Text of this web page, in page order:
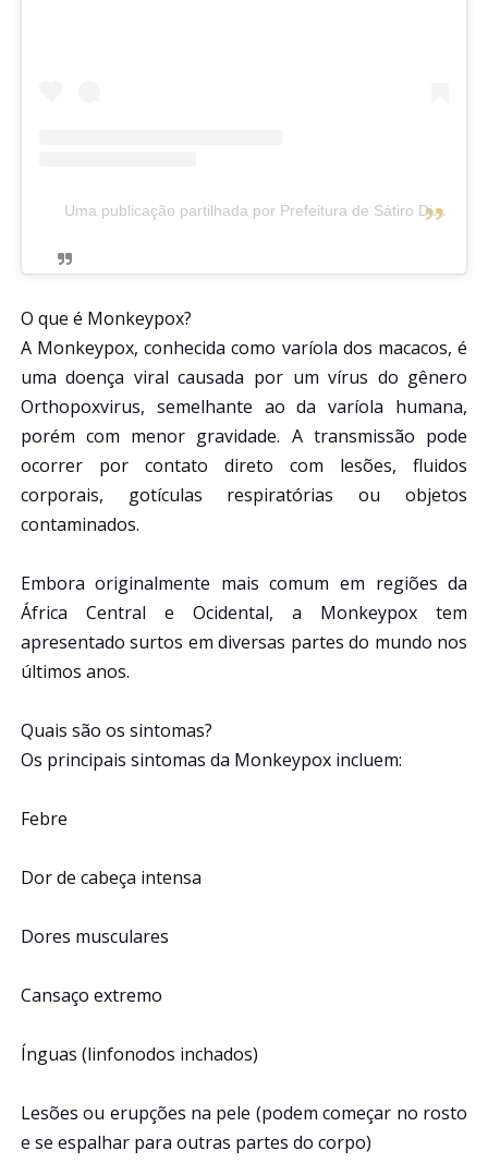
Uma publicação partilhada por Prefeitura de Sátiro Dias (@prefeituradesatirodiasba)
O que é Monkeypox?
A Monkeypox, conhecida como varíola dos macacos, é
uma doença viral causada por um vírus do gênero
Orthopoxvirus, semelhante ao da varíola humana,
porém com menor gravidade. A transmissão pode
ocorrer por contato direto com lesões, fluidos
corporais, gotículas respiratórias ou objetos
contaminados.
Embora originalmente mais comum em regiões da
África Central e Ocidental, a Monkeypox tem
apresentado surtos em diversas partes do mundo nos
últimos anos.
Quais são os sintomas?
Os principais sintomas da Monkeypox incluem:
Febre
Dor de cabeça intensa
Dores musculares
Cansaço extremo
Ínguas (linfonodos inchados)
Lesões ou erupções na pele (podem começar no rosto
e se espalhar para outras partes do corpo)